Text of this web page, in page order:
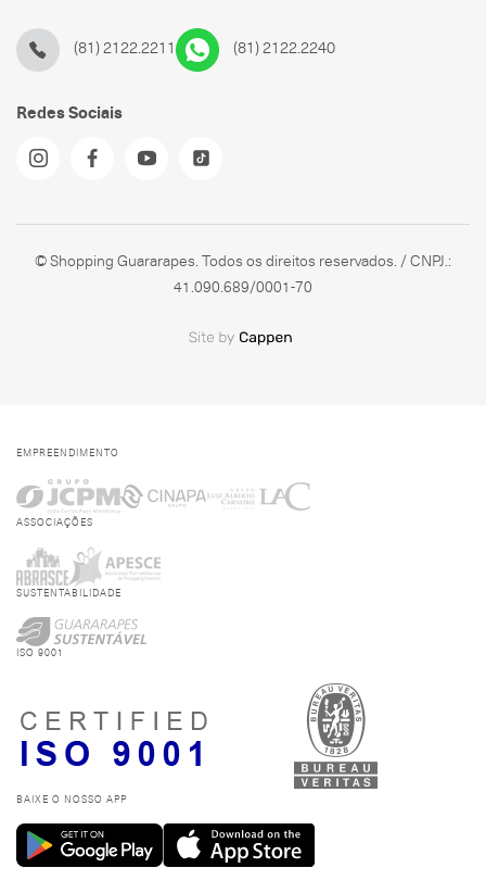
Redes Sociais
(81) 2122.2211 (81) 2122.2240
© Shopping Guararapes. Todos os direitos reservados. / CNPJ.:
41.090.689/0001-70
EMPREENDIMENTO
ASSOCIAÇÕES
SUSTENTABILIDADE
ISO 9001
BAIXE O NOSSO APP